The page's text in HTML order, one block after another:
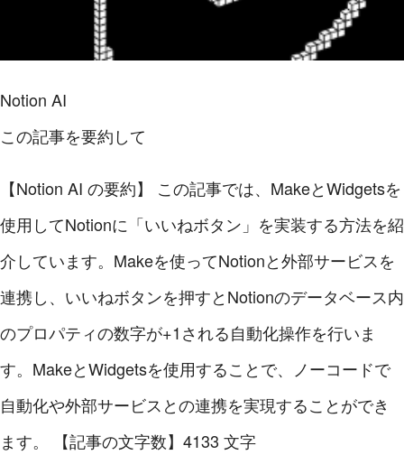
Notion AI
この記事を要約して
【Notion AI の要約】
この記事では、MakeとWidgetsを
使用してNotionに「いいねボタン」を実装する方法を紹
介しています。Makeを使ってNotionと外部サービスを
連携し、いいねボタンを押すとNotionのデータベース内
のプロパティの数字が+1される自動化操作を行いま
す。MakeとWidgetsを使用することで、ノーコードで
自動化や外部サービスとの連携を実現することができ
ます。
【記事の文字数】4133 文字